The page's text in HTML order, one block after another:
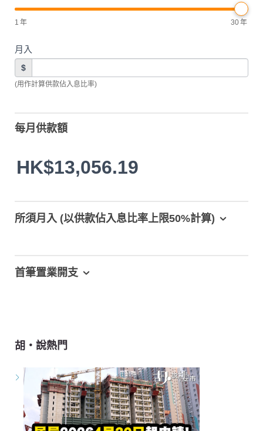
1 年 30年
月入
$
(用作計算供款佔入息比率)
每月供款額
HK$13,056.19
所須月入 (以供款佔入息比率上限50%計算)
首筆置業開支
胡‧說熱門